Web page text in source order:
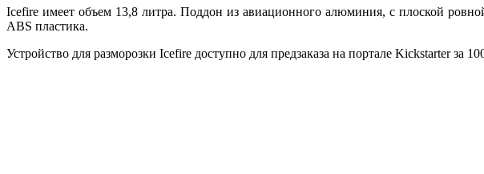
Icefire имеет объем 13,8 литра. Поддон из авиационного алюминия, с плоской
ABS пластика.
Устройство для разморозки Icefire доступно для предзаказа на портале Kickstarter за